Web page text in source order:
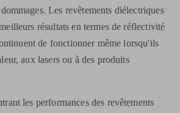
Les revêtements diélectriques
résultats en termes de réflectivité
de fonctionner même lorsqu'ils
aux lasers ou à des produits
les performances des revêtements